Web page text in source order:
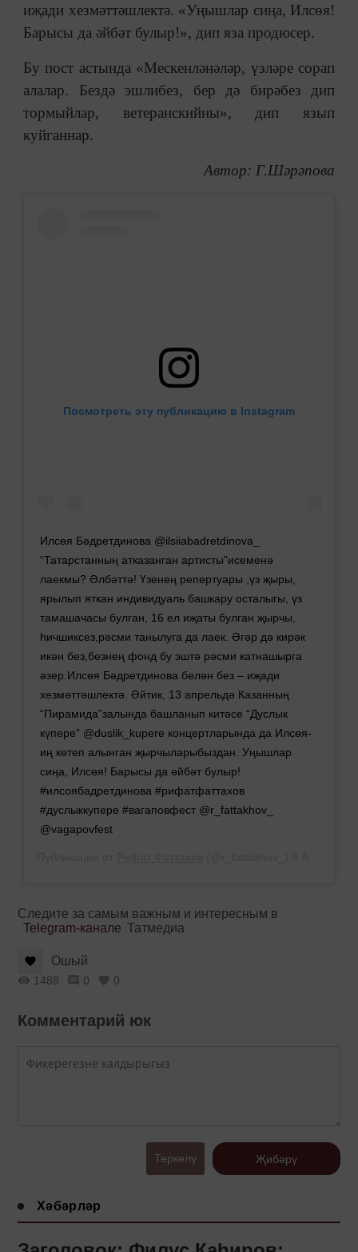
иҗади хезмәттәшлектә. «Уңышлар сиңа, Илсөя!
Барысы да әйбәт булыр!», дип яза продюсер.
Бу пост астында «Мескенләнәләр, үзләре сорап
алалар. Бездә эшлибез, бер дә бирәбез дип
тормыйлар, ветеранскийны», дип язып
куйганнар.
Автор: Г.Шәрәпова
Посмотреть эту публикацию в Instagram
Илсөя Бәдретдинова @ilsiiabadretdinova_
“Татарстанның атказанган артисты”исеменә
лаекмы? Әлбәттә! Үзенең репертуары ,үз җыры,
ярылып яткан индивидуаль башкару осталыгы, үз
тамашачасы булган, 16 ел иҗаты булган җырчы,
һичшиксез,рәсми танылуга да лаек. Әгәр дә кирәк
икән без,безнең фонд бу эштә рәсми катнашырга
әзер.Илсөя Бәдретдинова белән без – иҗади
хезмәттәшлектә. Әйтик, 13 апрельдә Казанның
“Пирамида”залында башланып китәсе “Дуслык
күпере” @duslik_kupere концертларында да Илсөя-
иң көтеп алынган җырчыларыбыздан. Уңышлар
сиңа, Илсөя! Барысы да әйбәт булыр!
#илсоябадретдинова #рифатфаттахов
#дуслыккупере #вагаповфест @r_fattakhov_
@vagapovfest
Следите за самым важным и интересным в
Telegram-канале Татмедиа
Ошый
1488 0 0
Комментарий юк
Теркәлү Җибәрү
Хәбәрләр